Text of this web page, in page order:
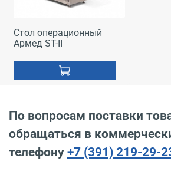
Стол операционный
Армед ST-II
По вопросам поставки
обращаться в
телефону +7 (391) 219-29-